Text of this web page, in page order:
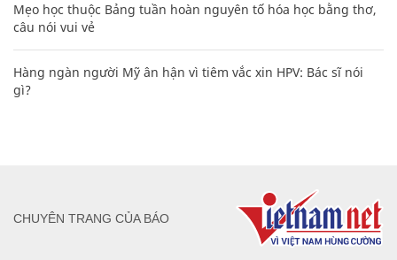
Mẹo học thuộc Bảng tuần hoàn nguyên tố hóa học bằng thơ,
câu nói vui vẻ
Hàng ngàn người Mỹ ân hận vì tiêm vắc xin HPV: Bác sĩ nói
gì?
CHUYÊN TRANG CỦA BÁO